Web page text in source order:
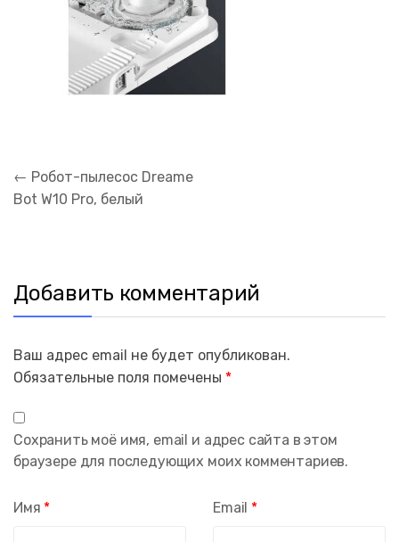
Навигация
по
← Робот-пылесос Dreame
Bot W10 Pro, белый
Добавить комментарий
Ваш адрес email не будет опубликован.
Обязательные поля помечены *
Имя * Email *
Сохранить моё имя, email и адрес сайта в этом
браузере для последующих моих комментариев.